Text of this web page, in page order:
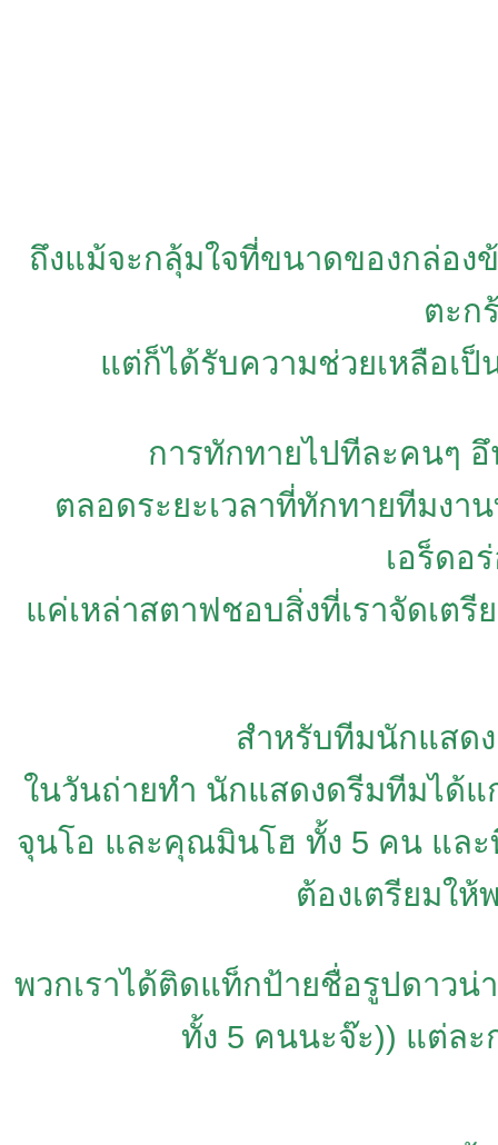
ถึงแม้จะกลุ้มใจที่ขนาดของกล่อง
ตะก
แต่ก็ได้รับความช่วยเหลือเ
การทักทายไปทีละคนๆ
ตลอดระยะเวลาที่ทักทายทีมง
เอร็ดอ
แค่เหล่าสตาฟชอบสิ่งที่เราจัดเต
สำหรับทีมนักแสด
ในวันถ่ายทำ นักแสดงดรีมทีมได้
จุนโอ และคุณมินโฮ ทั้ง 5 คน และ
ต้องเตรียมใ
พวกเราได้ติดแท็กป้ายชื่อรูปดาวน่
ทั้ง 5 คนนะจ๊ะ)) แต่ละ